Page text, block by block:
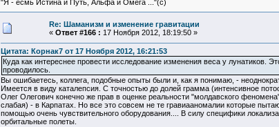
"Я - есмь Истина и Путь, Альфа и Омега ..."(с)
Re: Шаманизм и изменение гравитации
« Ответ #166 : 17 Ноября 2012, 18:19:50 »
Цитата: Корнак7 от 17 Ноября 2012, 16:21:53
Куда как интереснее провести исследование изменения веса у лунатиков.
проводилось.
Вы ошибаетесь, коллега, подобные опыты были и, как я понимаю, -
Имеется в виду каталепсия. С точностью до долей грамма (интенсивное
Олег Олегович конечно же прав в оценке реальности "молдавского
слабая) - в Карпатах. Но все это совсем не те гравиааномалии которые
помощью очень чувствительного оборудования.... В силу специфики
орбитальные полеты.